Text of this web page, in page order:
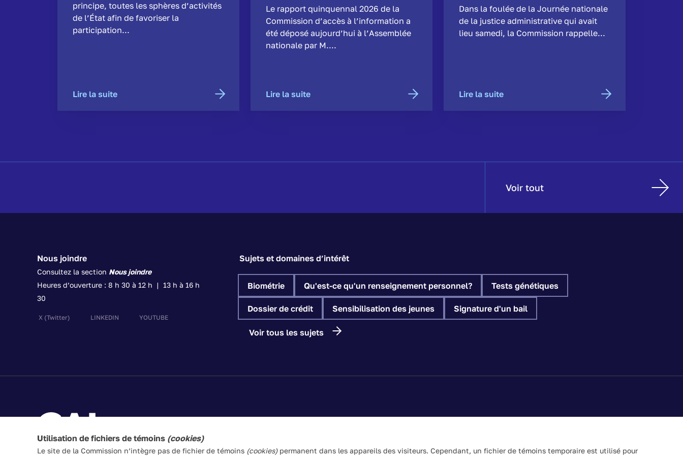
Utilisation de fichiers de témoins (cookies)
Le site de la Commission n’intègre pas de fichier de témoins (cookies)permanent dans les appareils des visiteurs. Cependant, un fichier de témoins temporaire est utilisé pour
principe, toutes les sphères d’activités
de l’État afin de favoriser la
participation...
Lire la suite
Le rapport quinquennal 2026 de la
Commission d’accès à l’information a
été déposé aujourd’hui à l’Assemblée
nationale par M....
Lire la suite
Dans la foulée de la Journée nationale
de la justice administrative qui avait
lieu samedi, la Commission rappelle...
Lire la suite
Voir tout
Nous joindre
Consultez la section Nous joindre
Heures d’ouverture : 8 h 30 à 12 h | 13 h à 16 h
30
X (Twitter) LINKEDIN YOUTUBE
Sujets et domaines d’intérêt
Biométrie Qu'est-ce qu'un renseignement personnel? Tests génétiques
Dossier de crédit Sensibilisation des jeunes Signature d'un bail
Voir tous les sujets